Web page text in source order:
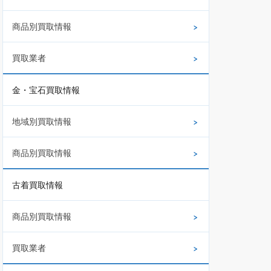
商品別買取情報
買取業者
金・宝石買取情報
地域別買取情報
商品別買取情報
古着買取情報
商品別買取情報
買取業者